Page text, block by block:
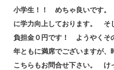
小学生！！ めちゃ良いです
に学力向上しております。 そ
負担金０円です！ ようやくそ
年ともに満席でございますが
こちらもお問合せ下さい。 け